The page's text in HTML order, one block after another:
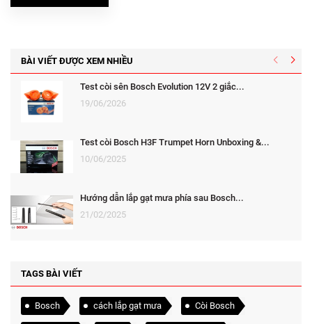
BÀI VIẾT ĐƯỢC XEM NHIỀU
Test còi sên Bosch Evolution 12V 2 giắc...
19/06/2026
Test còi Bosch H3F Trumpet Horn Unboxing &...
10/06/2025
Hướng dẫn lắp gạt mưa phía sau Bosch...
21/02/2025
TAGS BÀI VIẾT
Bosch cách lắp gạt mưa Còi Bosch